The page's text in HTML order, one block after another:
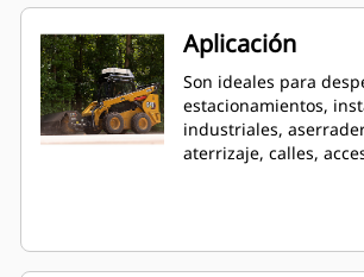
Aplicación
Son ideales para
estacionamientos,
industriales,
aterrizaje, calles,